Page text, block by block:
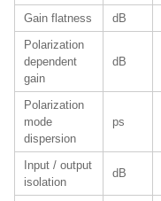
Gain flatness
dB
Polarization
dependent
gain
dB
Polarization
mode
dispersion
ps
Input / output
isolation
dB